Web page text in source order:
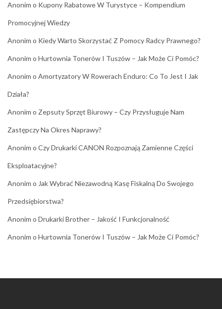
Anonim o Kupony Rabatowe W Turystyce – Kompendium
Promocyjnej Wiedzy
Anonim o Kiedy Warto Skorzystać Z Pomocy Radcy Prawnego?
Anonim o Hurtownia Tonerów I Tuszów – Jak Może Ci Pomóc?
Anonim o Amortyzatory W Rowerach Enduro: Co To Jest I Jak
Działa?
Anonim o Zepsuty Sprzęt Biurowy – Czy Przysługuje Nam
Zastępczy Na Okres Naprawy?
Anonim o Czy Drukarki CANON Rozpoznają Zamienne Części
Eksploatacyjne?
Anonim o Jak Wybrać Niezawodną Kasę Fiskalną Do Swojego
Przedsiębiorstwa?
Anonim o Drukarki Brother – Jakość I Funkcjonalność
Anonim o Hurtownia Tonerów I Tuszów – Jak Może Ci Pomóc?